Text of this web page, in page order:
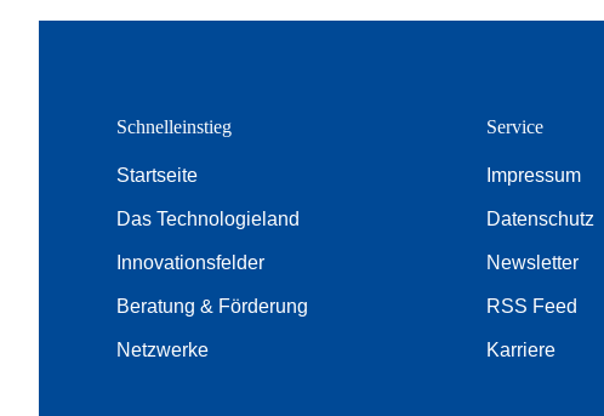
Schnelleinstieg
Startseite
Das Technologieland
Innovationsfelder
Beratung & Förderung
Netzwerke
Service
Impressum
Datenschutz
Newsletter
RSS Feed
Karriere